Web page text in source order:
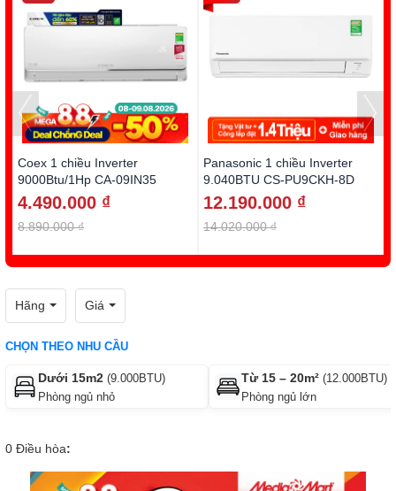
Coex 1 chiều Inverter
9000Btu/1Hp CA-09IN35
4.490.000 ₫
8.890.000 ₫
Panasonic 1 chiều Inverter
9.040BTU CS-PU9CKH-8D
12.190.000 ₫
14.020.000 ₫
Hãng Giá
CHỌN THEO NHU CẦU
Dưới 15m2 (9.000BTU)
Phòng ngủ nhỏ
Từ 15 – 20m² (12.000BTU)
Phòng ngủ lớn
0 Điều hòa: